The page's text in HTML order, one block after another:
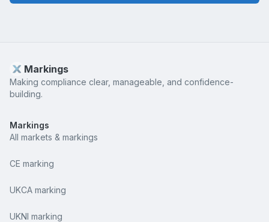
Markings
Making compliance clear, manageable, and confidence-
building.
Markings
All markets & markings
CE marking
UKCA marking
UKNI marking